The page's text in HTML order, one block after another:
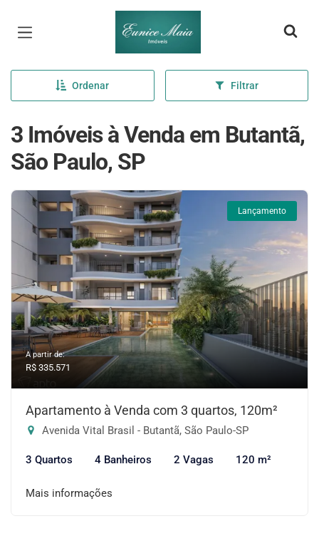
Página inicial
Ordenar Filtrar
3 Imóveis à Venda em Butantã,
São Paulo, SP
Lançamento
A partir de:
R$ 335.571
Apartamento à Venda com 3 quartos, 120m²
Avenida Vital Brasil - Butantã, São Paulo-SP
3 Quartos 4 Banheiros 2 Vagas 120 m²
Mais informações